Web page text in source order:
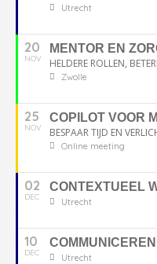
Utrecht
20
NOV
MENTOR EN
HELDERE ROLLEN,
Zwolle
25
NOV
COPILOT VOOR
BESPAAR TIJD EN
Online meeting
02
DEC
CONTEXTUEEL
Utrecht
10
DEC Utrecht